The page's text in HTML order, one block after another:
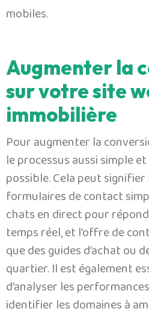
mobiles.
Augmenter la
sur votre site
immobilière
Pour augmenter la
le processus aussi simple
possible. Cela peut
formulaires de contact
chats en direct pour
temps réel, et l’offre de
que des guides d’achat ou
quartier. Il est également
d’analyser les
identifier les domaines à